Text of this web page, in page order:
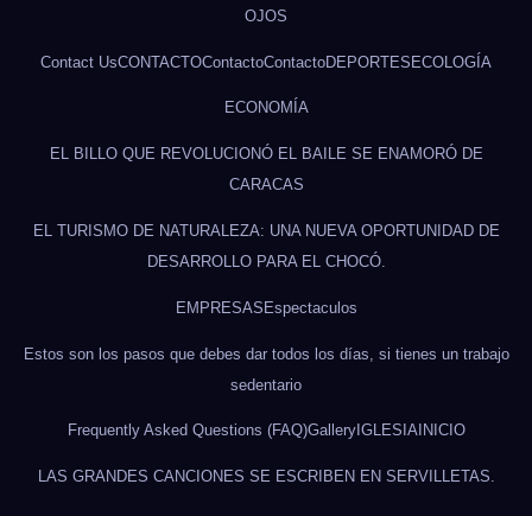
OJOS
Contact UsCONTACTOContactoContactoDEPORTESECOLOGÍA
ECONOMÍA
EL BILLO QUE REVOLUCIONÓ EL BAILE SE ENAMORÓ DE
CARACAS
EL TURISMO DE NATURALEZA: UNA NUEVA OPORTUNIDAD DE
DESARROLLO PARA EL CHOCÓ.
EMPRESASEspectaculos
Estos son los pasos que debes dar todos los días, si tienes un trabajo
sedentario
Frequently Asked Questions (FAQ)GalleryIGLESIAINICIO
LAS GRANDES CANCIONES SE ESCRIBEN EN SERVILLETAS.